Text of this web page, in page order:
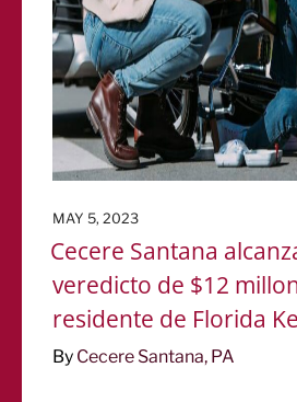
POSTED
MAY 5, 2023
Cecere Santana
veredicto de $12
residente de Florida
By Cecere Santana, PA